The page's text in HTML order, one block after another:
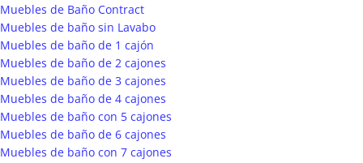
Muebles de Baño Contract
Muebles de baño sin Lavabo
Muebles de baño de 1 cajón
Muebles de baño de 2 cajones
Muebles de baño de 3 cajones
Muebles de baño de 4 cajones
Muebles de baño con 5 cajones
Muebles de baño de 6 cajones
Muebles de baño con 7 cajones